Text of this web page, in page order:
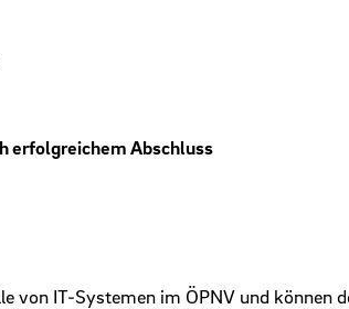
erfolgreichem Abschluss
von IT-Systemen im ÖPNV und